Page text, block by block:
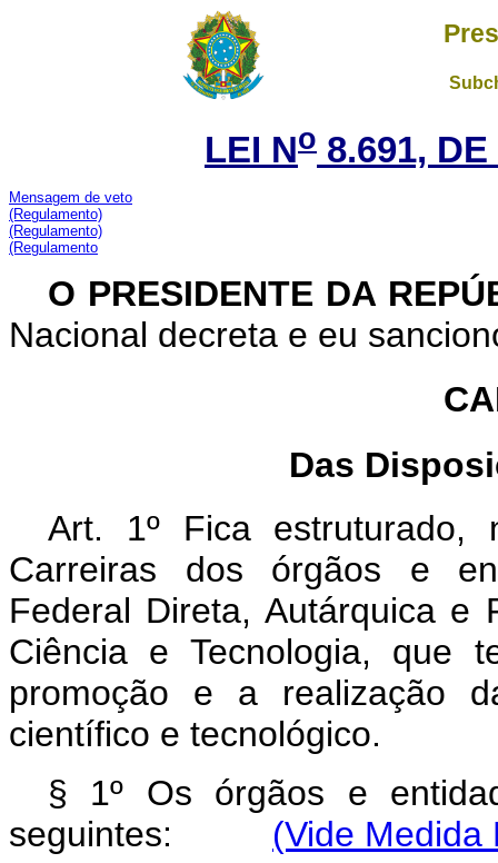
LEI No 8.691,
Mensagem de veto
(Regulamento)
(Regulamento)
(Regulamento
O PRESIDENTE DA
Nacional decreta e eu
Das
Art. 1º Fica
Carreiras dos órgãos e
Federal Direta, Autárquica e
Ciência e Tecnologia, que
promoção e a realização
científico e tecnológico.
§ 1º Os órgãos e
seguintes: (Vide Medida